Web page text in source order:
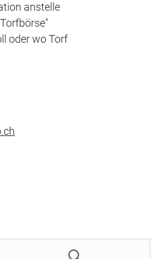
anstelle
oder wo Torf